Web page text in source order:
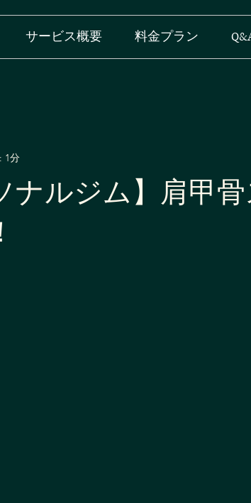
サービス概要 料金プラン
ナルジム】肩甲
1分